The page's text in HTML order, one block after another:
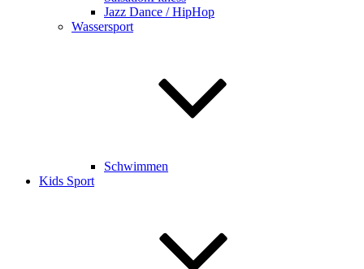
Jazz Dance / HipHop
Wassersport
Schwimmen
Kids Sport